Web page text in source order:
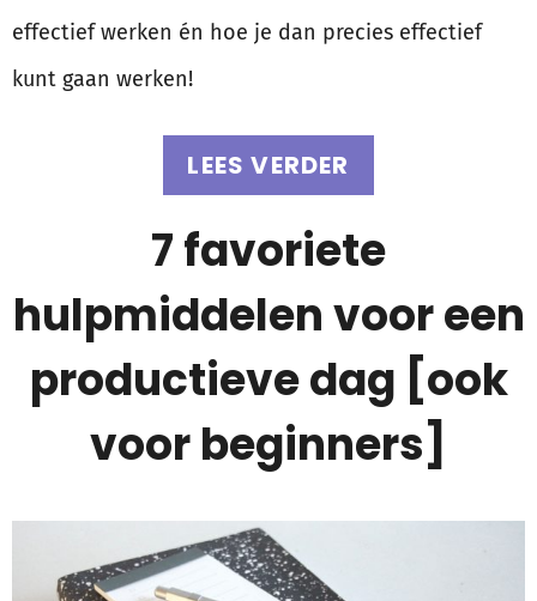
effectief werken én hoe je dan precies effectief
kunt gaan werken!
LEES VERDER
7 favoriete
hulpmiddelen voor een
productieve dag [ook
voor beginners]